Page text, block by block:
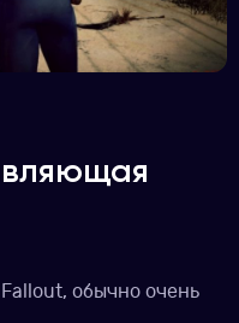
обычно очень